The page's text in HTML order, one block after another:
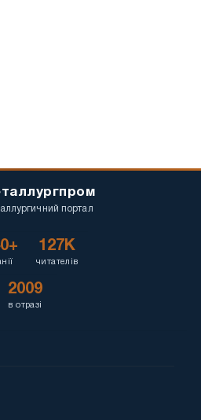
портал
127K
читателів
2009
в отразі